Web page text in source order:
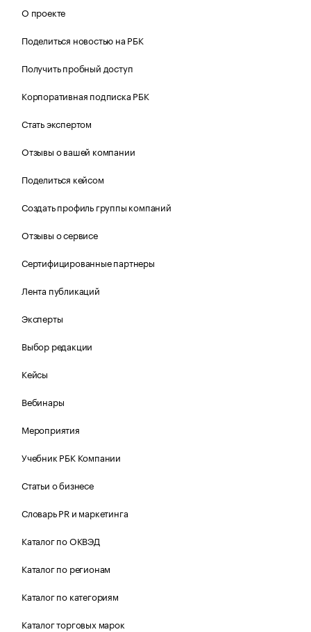
О проекте
Поделиться новостью на РБК
Получить пробный доступ
Корпоративная подписка РБК
Стать экспертом
Отзывы о вашей компании
Поделиться кейсом
Создать профиль группы компаний
Отзывы о сервисе
Сертифицированные партнеры
Лента публикаций
Эксперты
Выбор редакции
Кейсы
Вебинары
Мероприятия
Учебник РБК Компании
Статьи о бизнесе
Словарь PR и маркетинга
Каталог по ОКВЭД
Каталог по регионам
Каталог по категориям
Каталог торговых марок